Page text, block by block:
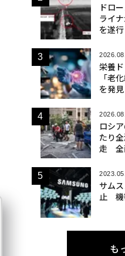
ドロ
ライ
を遂行
栄養
「老
を発見
ロシ
たり
走 全
サム
止 機
も